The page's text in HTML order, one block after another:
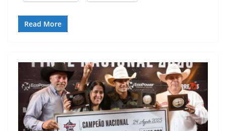
Read More